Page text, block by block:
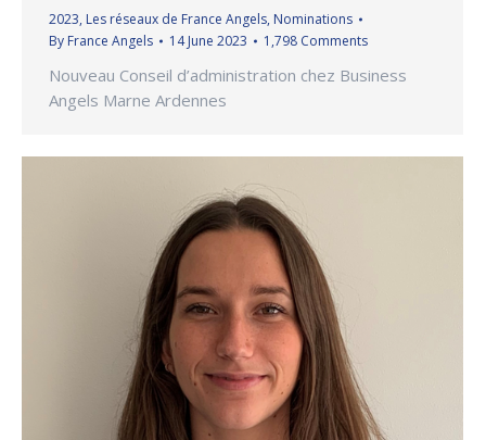
2023, Les réseaux de France Angels, Nominations
By France Angels 14 June 2023 1,798 Comments
Nouveau Conseil d’administration chez Business
Angels Marne Ardennes